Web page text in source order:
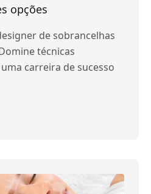
opções
de sobrancelhas
técnicas
carreira de sucesso